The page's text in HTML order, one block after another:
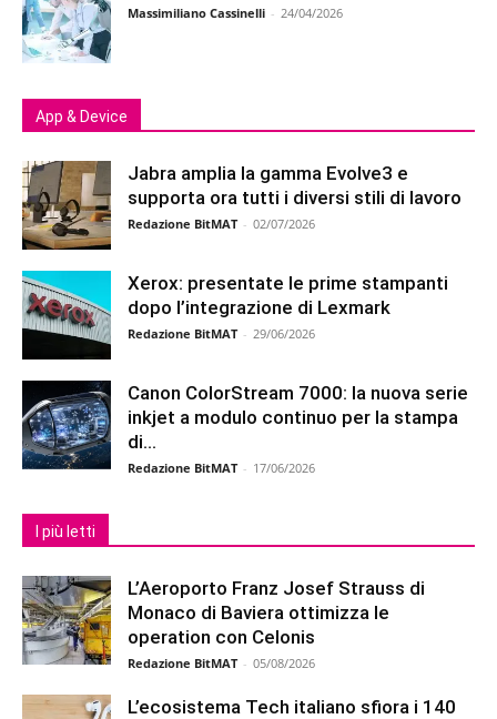
Massimiliano Cassinelli - 24/04/2026
App & Device
Jabra amplia la gamma Evolve3 e
supporta ora tutti i diversi stili di lavoro
Redazione BitMAT - 02/07/2026
Xerox: presentate le prime stampanti
dopo l’integrazione di Lexmark
Redazione BitMAT - 29/06/2026
Canon ColorStream 7000: la nuova serie
inkjet a modulo continuo per la stampa
di...
Redazione BitMAT - 17/06/2026
I più letti
L’Aeroporto Franz Josef Strauss di
Monaco di Baviera ottimizza le
operation con Celonis
Redazione BitMAT - 05/08/2026
L’ecosistema Tech italiano sfiora i 140